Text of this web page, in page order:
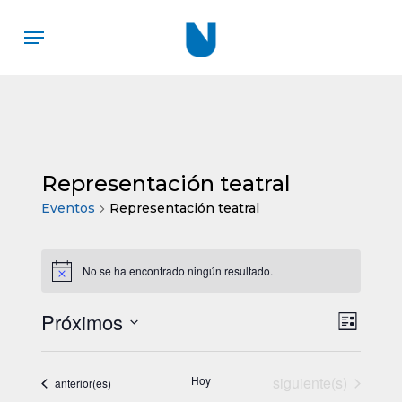
Menu
Representación teatral
Eventos Representación teatral
Eventos
Aviso No se ha encontrado ningún resultado.
de
Lista
Próximos
Selecciona
fecha.
Eventos
anterior(es) Hoy Eventos
siguiente(s)